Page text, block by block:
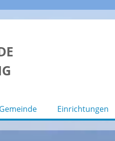
Einrichtungen